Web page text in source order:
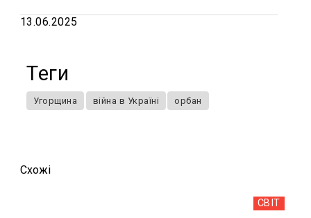
13.06.2025
Теги
Угорщина війна в Україні орбан
Схожi
СВІТ